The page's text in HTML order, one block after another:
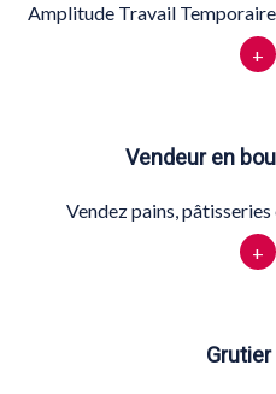
Amplitude Travail Temporaire
+
Vendeur en
Vendez pains,
+
Grutier